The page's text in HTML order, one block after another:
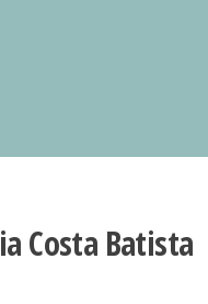
Costa Batista